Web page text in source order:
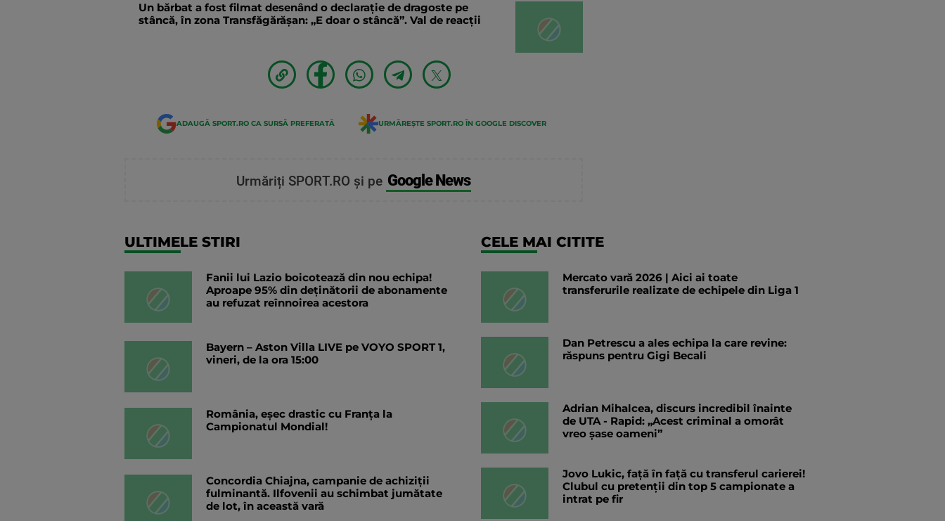
Un bărbat a fost filmat desenând o declaraţie de dragoste pe
stâncă, în zona Transfăgărăşan: „E doar o stâncă”. Val de reacții
ADAUGĂ SPORT.RO CA SURSĂ PREFERATĂ URMĂREȘTE SPORT.RO ÎN GOOGLE DISCOVER
Urmăriți SPORT.RO și pe Google News
ULTIMELE STIRI
Fanii lui Lazio boicotează din nou echipa!
Aproape 95% din deținătorii de abonamente
au refuzat reînnoirea acestora
Bayern – Aston Villa LIVE pe VOYO SPORT 1,
vineri, de la ora 15:00
România, eșec drastic cu Franța la
Campionatul Mondial!
Concordia Chiajna, campanie de achiziții
fulminantă. Ilfovenii au schimbat jumătate
de lot, în această vară
CELE MAI CITITE
Mercato vară 2026 | Aici ai toate
transferurile realizate de echipele din Liga 1
Dan Petrescu a ales echipa la care revine:
răspuns pentru Gigi Becali
Adrian Mihalcea, discurs incredibil înainte
de UTA - Rapid: „Acest criminal a omorât
vreo șase oameni”
Jovo Lukic, față în față cu transferul carierei!
Clubul cu pretenții din top 5 campionate a
intrat pe fir